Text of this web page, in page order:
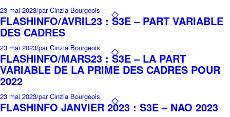
23 mai 2023/par Cinzia Bourgeois
FLASHINFO/AVRIL23 : S3E – PART VARIABLE
DES CADRES
23 mai 2023/par Cinzia Bourgeois
FLASHINFO/MARS23 : S3E – LA PART
VARIABLE DE LA PRIME DES CADRES POUR
2022
23 mai 2023/par Cinzia Bourgeois
FLASHINFO JANVIER 2023 : S3E – NAO 2023